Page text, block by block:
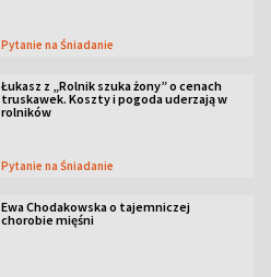
Pytanie na Śniadanie
Łukasz z „Rolnik szuka żony” o cenach
truskawek. Koszty i pogoda uderzają w
rolników
Pytanie na Śniadanie
Ewa Chodakowska o tajemniczej
chorobie mięśni